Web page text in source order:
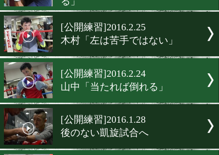
[公開練習]2016.2.26
ソリス「私の方がパワーが
る」
[公開練習]2016.2.25
木村「左は苦手ではない」
[公開練習]2016.2.24